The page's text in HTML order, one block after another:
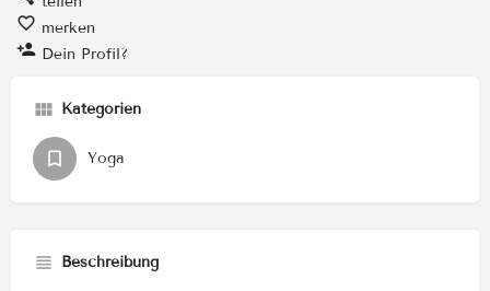
merken
Dein Profil?
Kategorien
Yoga
Beschreibung